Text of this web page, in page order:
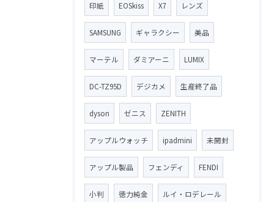
印紙 EOSkiss X7 レンズ
SAMSUNG ギャラクシー 美品
マーテル ダミアーニ LUMIX
DC-TZ95D デジカメ 生産終了品
dyson ゼニス ZENITH
アップルウォッチ ipadmini 未開封
アップル製品 フェンディ FENDI
小判 徳力純金 ルイ・ロデレール